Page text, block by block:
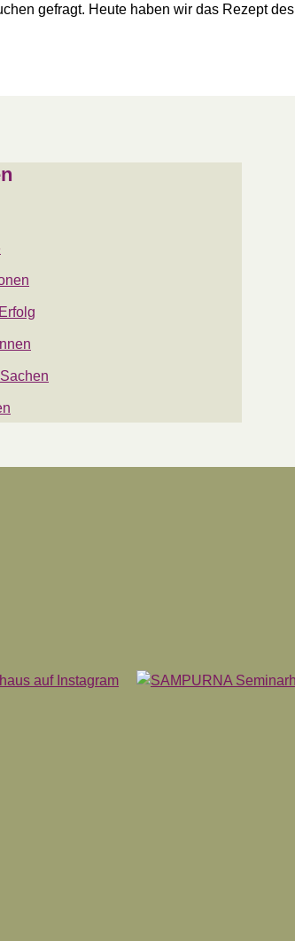
gefragt. Heute haben wir das Rezept des